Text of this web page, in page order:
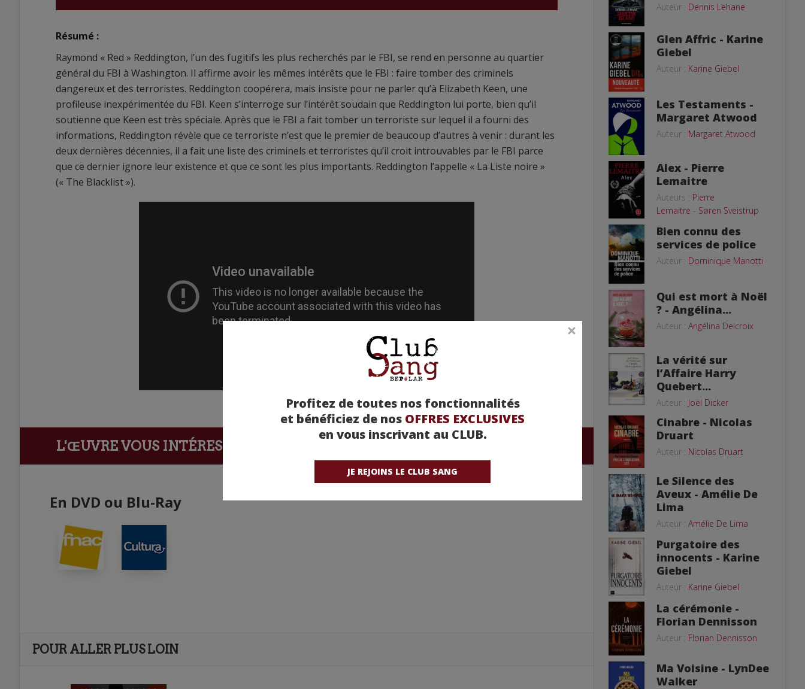
Profitez de toutes nos fonctionnalités
et bénéficiez de nos OFFRES EXCLUSIVES
en vous inscrivant au CLUB.
JE REJOINS LE CLUB SANG
Résumé :
Raymond « Red » Reddington, l’un des fugitifs les plus recherchés par le FBI, se rend en personne au quartier
général du FBI à Washington. Il affirme avoir les mêmes intérêts que le FBI : faire tomber des criminels
dangereux et des terroristes. Reddington coopérera, mais insiste pour ne parler qu’à Elizabeth Keen, une
profileuse inexpérimentée du FBI. Keen s’interroge sur l’intérêt soudain que Reddington lui porte, bien qu’il
soutienne que Keen est très spéciale. Après que le FBI a fait tomber un terroriste sur lequel il a fourni des
informations, Reddington révèle que ce terroriste n’est que le premier de beaucoup d’autres à venir : durant les
deux dernières décennies, il a fait une liste des criminels et terroristes qu’il croit introuvables par le FBI parce
que ce dernier ignore leur existence et que ce sont les plus importants. Reddington l’appelle « La Liste noire »
(« The Blacklist »).
L'ŒUVRE VOUS INTÉRESSE ?
En DVD ou Blu-Ray
POUR ALLER PLUS LOIN
Auteur : Dennis Lehane
Glen Affric - Karine
Giebel
Auteur : Karine Giebel
Les Testaments -
Margaret Atwood
Auteur : Margaret Atwood
Alex - Pierre
Lemaitre
Auteurs : Pierre
Lemaitre - Søren Sveistrup
Bien connu des
services de police
Auteur : Dominique Manotti
Qui est mort à Noël
? - Angélina...
Auteur : Angélina Delcroix
La vérité sur
l’Affaire Harry
Quebert...
Auteur : Joël Dicker
Cinabre - Nicolas
Druart
Auteur : Nicolas Druart
Le Silence des
Aveux - Amélie De
Lima
Auteur : Amélie De Lima
Purgatoire des
innocents - Karine
Giebel
Auteur : Karine Giebel
La cérémonie -
Florian Dennisson
Auteur : Florian Dennisson
Ma Voisine - LynDee
Walker